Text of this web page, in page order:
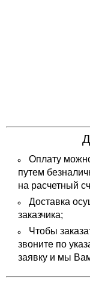
Оплату
путем
на расчетный
Доставка
заказчика;
Чтобы
звоните по
заявку и мы